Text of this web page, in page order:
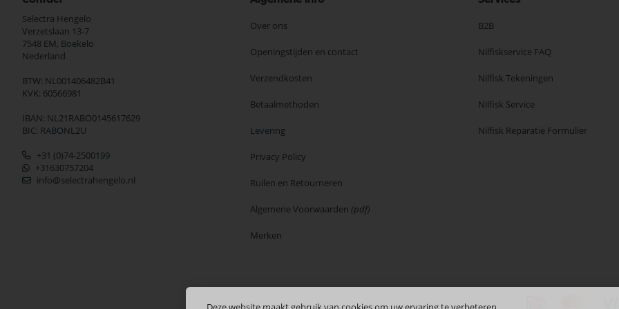
Selectra Hengelo
Verzetslaan 13-7
7548 EM, Boekelo
Nederland
BTW: NL001406482B41
KVK: 60566981
IBAN: NL21RABO0145617629
BIC: RABONL2U
+31 (0)74-2500199
+31630757204
info@selectrahengelo.nl
Over ons
Openingstijden en contact
Verzendkosten
Betaalmethoden
Levering
Privacy Policy
Ruilen en Retourneren
Algemene Voorwaarden (pdf)
Merken
B2B
Nilfiskservice FAQ
Nilfisk Tekeningen
Nilfisk Service
Nilfisk Reparatie Formulier